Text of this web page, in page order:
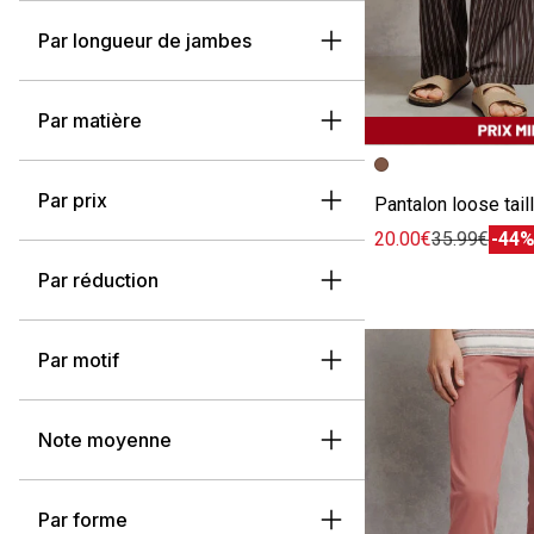
Par longueur de jambes
Par matière
Par prix
Par réduction
Par motif
Note moyenne
Par forme
Image précédente
Image suivante
20.00€35.99€-44%